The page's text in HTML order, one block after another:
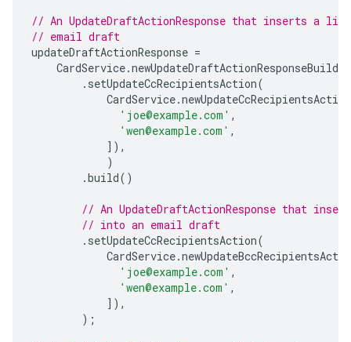
// An UpdateDraftActionResponse that inserts a
// email draft
updateDraftActionResponse =
CardService.newUpdateDraftActionResponseBuilder
. setUpdateCcRecipientsAction(
CardService.newUpdateCcRecipientsAction
'joe@example.com' ,
'wen@example.com' ,
]),
)
.build()
// An UpdateDraftActionResponse that
// into an email draft
. setUpdateCcRecipientsAction(
CardService.
'joe@example.com' ,
'wen@example.com' ,
]),
);